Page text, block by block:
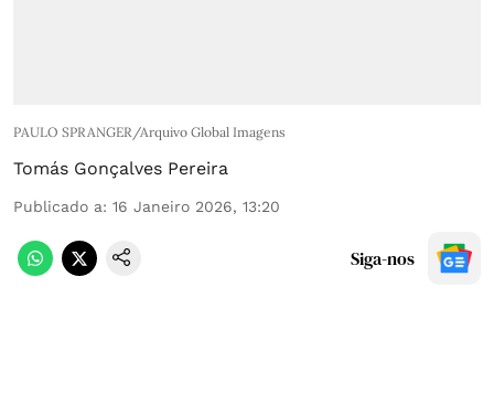
PAULO SPRANGER/Arquivo Global Imagens
Tomás Gonçalves Pereira
Publicado a: 16 Janeiro 2026, 13:20
Siga-nos